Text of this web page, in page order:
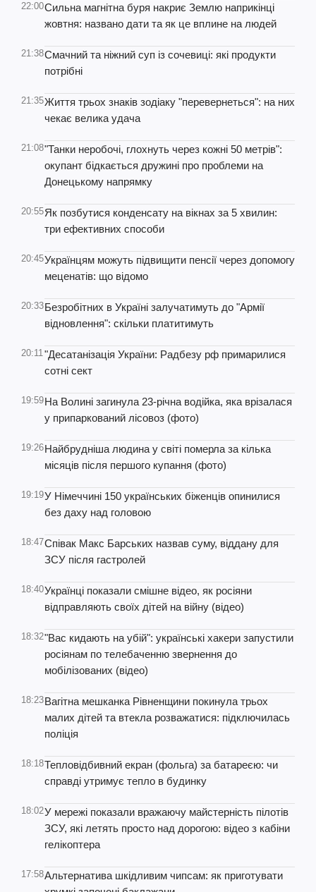
22:00Сильна магнітна буря накриє Землю наприкінці
жовтня: названо дати та як це вплине на людей
21:38Смачний та ніжний суп із сочевиці: які продукти
потрібні
21:35Життя трьох знаків зодіаку "перевернеться": на них
чекає велика удача
21:08"Танки неробочі, глохнуть через кожні 50 метрів":
окупант бідкається дружині про проблеми на
Донецькому напрямку
20:55Як позбутися конденсату на вікнах за 5 хвилин:
три ефективних способи
20:45Українцям можуть підвищити пенсії через допомогу
меценатів: що відомо
20:33Безробітних в Україні залучатимуть до "Армії
відновлення": скільки платитимуть
20:11"Десатанізація України: Радбезу рф примарилися
сотні сект
19:59На Волині загинула 23-річна водійка, яка врізалася
у припаркований лісовоз (фото)
19:26Найбрудніша людина у світі померла за кілька
місяців після першого купання (фото)
19:19У Німеччині 150 українських біженців опинилися
без даху над головою
18:47Співак Макс Барських назвав суму, віддану для
ЗСУ після гастролей
18:40Українці показали смішне відео, як росіяни
відправляють своїх дітей на війну (відео)
18:32"Вас кидають на убій": українські хакери запустили
росіянам по телебаченню звернення до
мобілізованих (відео)
18:23Вагітна мешканка Рівненщини покинула трьох
малих дітей та втекла розважатися: підключилась
поліція
18:18Тепловідбивний екран (фольга) за батареєю: чи
справді утримує тепло в будинку
18:02У мережі показали вражаючу майстерність пілотів
ЗСУ, які летять просто над дорогою: відео з кабіни
гелікоптера
17:58Альтернатива шкідливим чипсам: як приготувати